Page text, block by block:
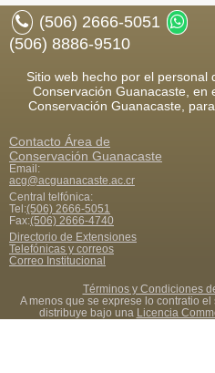
(506) 2666-5051
(506) 8886-9510
Sitio web hecho por el personal
Conservación Guanacaste, en
Conservación Guanacaste,
Contacto Área de
Conservación Guanacaste
Email:
acg@acguanacaste.ac.cr
Central telfónica:
Tel:(506) 2666-5051
Fax:(506) 2666-4740
Directorio de Extensiones
Telefónicas y correos
Correo Institucional
Términos y Condiciones
A menos que se exprese lo contratio
distribuye bajo una Licencia